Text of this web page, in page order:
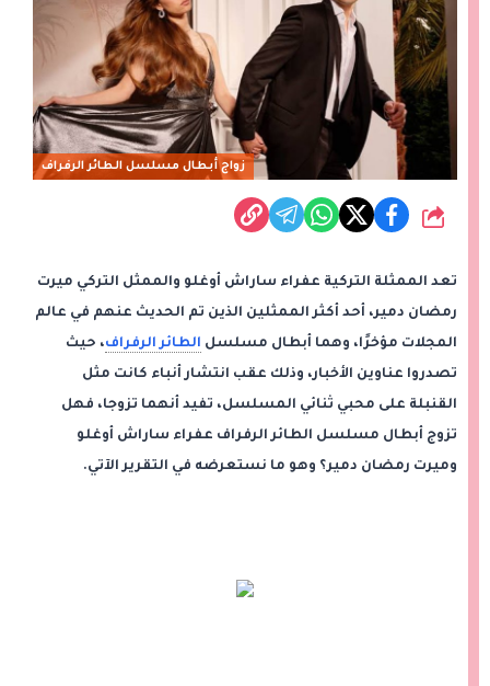
زواج أبطال مسلسل الطائر الرفراف
شارك
تعد الممثلة التركية عفراء ساراش أوغلو والممثل التركي ميرت
رمضان دمير، أحد أكثر الممثلين الذين تم الحديث عنهم في عالم
المجلات مؤخرًا، وهما أبطال مسلسل الطائر الرفراف، حيث
تصدروا عناوين الأخبار، وذلك عقب انتشار أنباء كانت مثل
القنبلة على محبي ثنائي المسلسل، تفيد أنهما تزوجا، فهل
تزوج أبطال مسلسل الطائر الرفراف عفراء ساراش أوغلو
وميرت رمضان دمير؟ وهو ما نستعرضه في التقرير الآتي.